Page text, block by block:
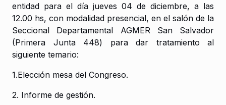
entidad para el día jueves 04 de diciembre, a las
12.00 hs, con modalidad presencial, en el salón de la
Seccional Departamental AGMER San Salvador
(Primera Junta 448) para dar tratamiento al
siguiente temario:
1.Elección mesa del Congreso.
2. Informe de gestión.